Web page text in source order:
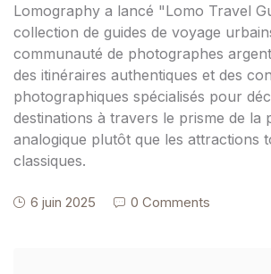
Lomography a lancé "Lomo Travel
collection de guides de voyage
communauté de photographes
des itinéraires authentiques et des
photographiques spécialisés pour
destinations à travers le prisme de la
analogique plutôt que les attractions
classiques.
6 juin 2025 0 Comments